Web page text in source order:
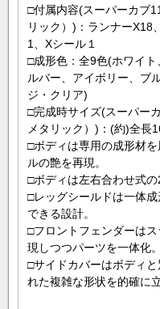
□付属内容(スーパーカブ
リック）)：ランナーX18
1、Xシール１
□成形色：全9色(ホワイ
ルバー、アイボリー、ブ
ジ・クリア)
□完成時サイズ(スーパー
メタリック）)：(約)全長
□ボディは専用の成形材
ルの艶を再現。
□ボディは左右合わせ式の
□レッグシールドは一体
できる設計。
□フロントフェンダーは
現しつつパーツを一体化。
□サイドカバーはボディ
れた複雑な形状を的確に立